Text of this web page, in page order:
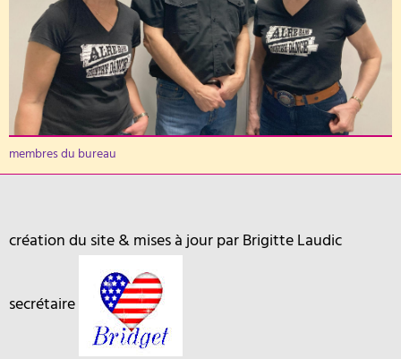
membres du bureau
création du site & mises à jour par Brigitte Laudic
secrétaire